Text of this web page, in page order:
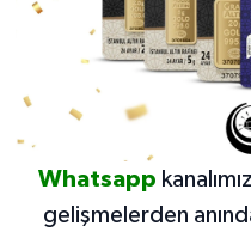
Whatsapp
gelişmelerden